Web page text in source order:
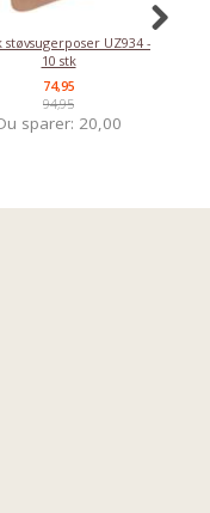
støvsugerposer UZ934 -
10 stk
74,95
94,95
sparer: 20,00